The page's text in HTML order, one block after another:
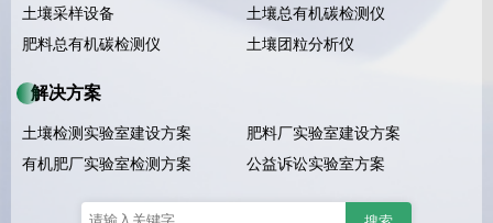
土壤采样设备
土壤总有机碳检测仪
肥料总有机碳检测仪
土壤团粒分析仪
解决方案
土壤检测实验室建设方案
肥料厂实验室建设方案
有机肥厂实验室检测方案
公益诉讼实验室方案